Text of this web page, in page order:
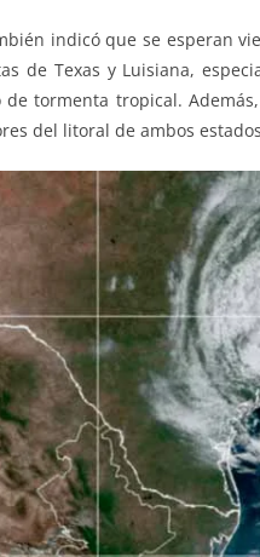
indicó que se esperan
de Texas y Luisiana,
tormenta tropical.
del litoral de ambos